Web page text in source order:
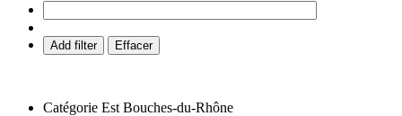
Add filter Effacer
Catégorie Est Bouches-du-Rhône